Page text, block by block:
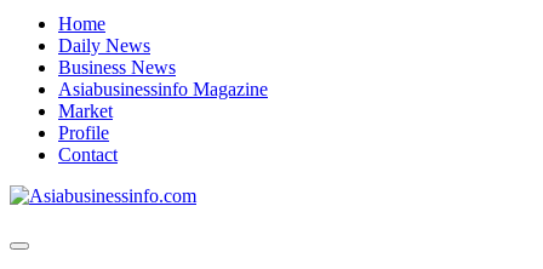
Home
Daily News
Business News
Asiabusinessinfo Magazine
Market
Profile
Contact